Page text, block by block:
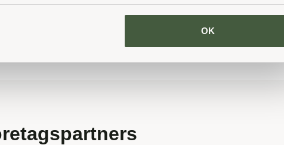
OK